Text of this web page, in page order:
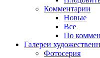
Комментарии
Новые
Все
По
Галереи
Фотосерия